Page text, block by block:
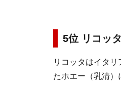
5位 リコッ
リコッタはイタ
たホエー（乳清）